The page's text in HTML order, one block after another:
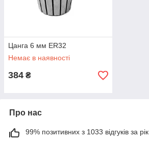
Цанга 6 мм ER32
Немає в наявності
384 ₴
Про нас
99% позитивних з 1033 відгуків за рік